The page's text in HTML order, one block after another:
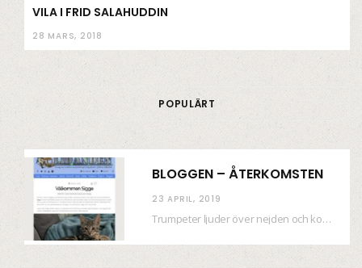
VILA I FRID SALAHUDDIN
28 MARS, 2018
POPULÄRT
BLOGGEN – ÅTERKOMSTEN
23 APRIL, 2019
Trumpeter ljuder över nejden och konfetti regnar längsmed husfasaderna – FREDEN ÄR HÄR! Eller ahem.…